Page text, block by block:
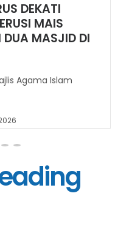
DEKATI
MAIS
MASJID DI
Agama Islam